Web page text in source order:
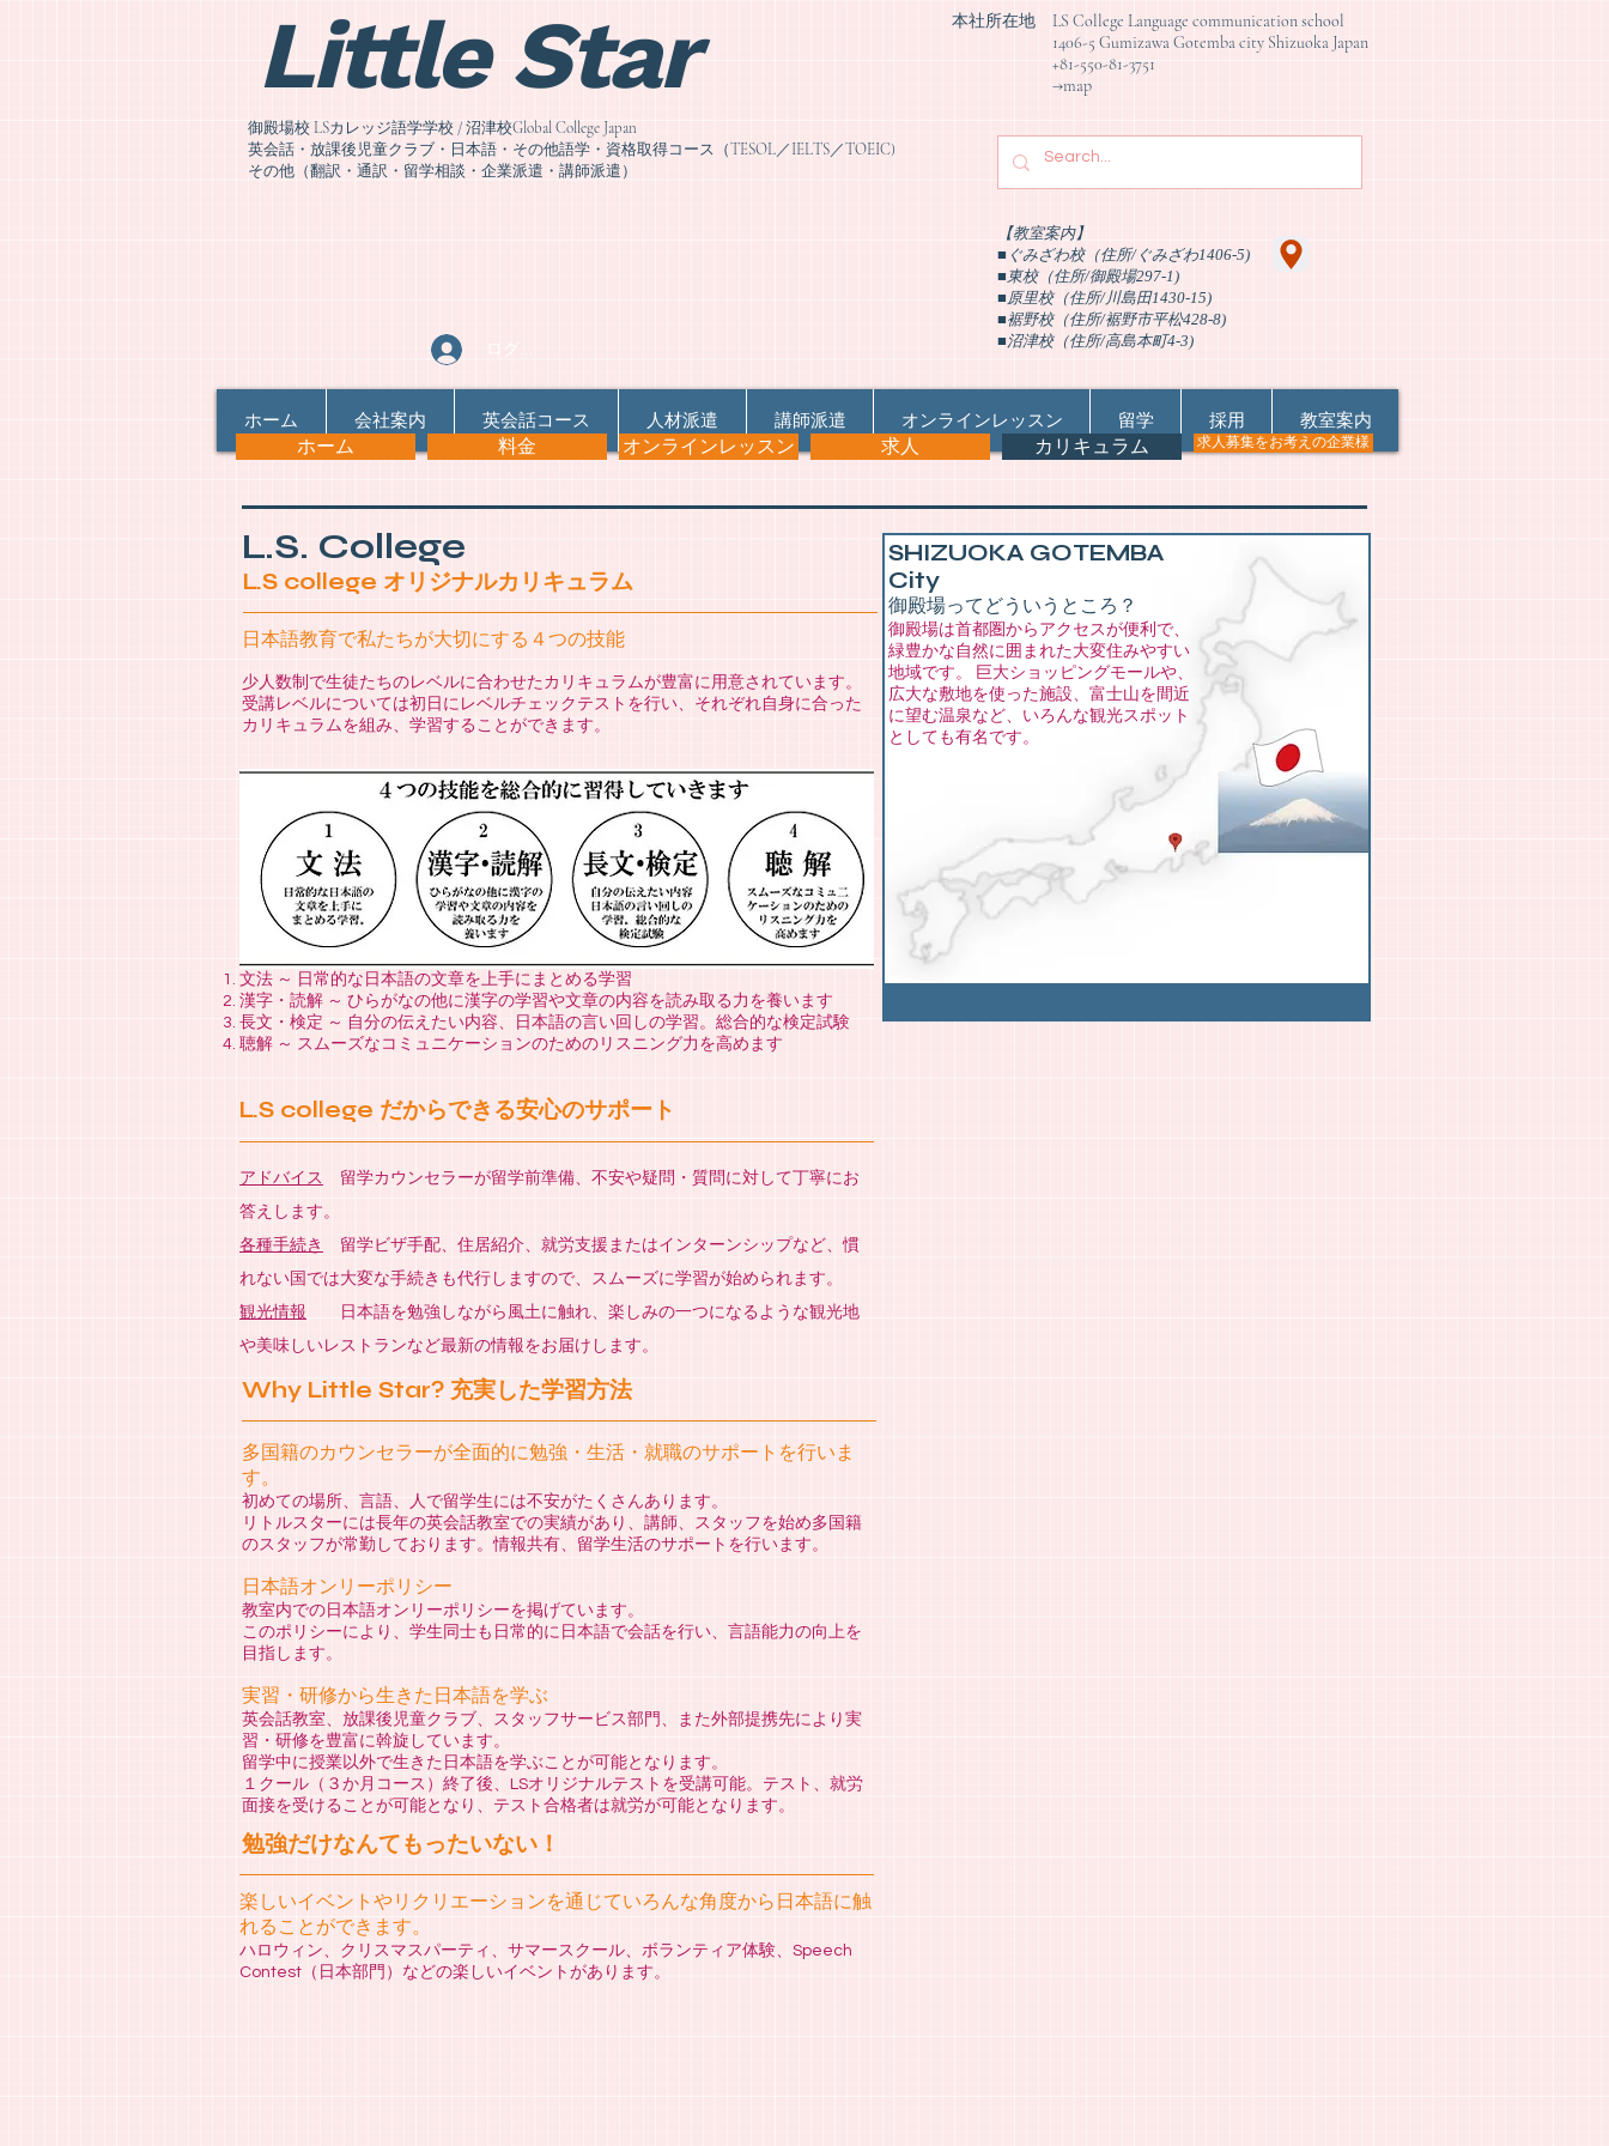
Little Star
本社所在地 LS College Language communication school
1406-5 Gumizawa Gotemba city Shizuoka Japan
+81-550-81-3751
→map
御殿場校 LSカレッジ語学学校 / 沼津校Global College Japan
英会話・放課後児童クラブ・日本語・その他語学・資格取得コース（TESOL／IELTS／TOEIC)
その他（翻訳・通訳・留学相談 ・企業派遣・講師派遣）
【教室案内】
■ぐみざわ校（住所/ぐみざわ1406-5)
■東校（住所/御殿場297-1)
■原里校（住所/川島田1430-15)
■裾野校（住所/裾野市平松428-8)
​■沼津校（住所/高島本町4-3)
ホーム 会社案内 英会話コース 人材派遣 講師派遣 オンラインレッスン 留学 採用 教室案内
求人募集をお考えの企業様
カリキュラム
求人
オンラインレッスン
料金
ホーム
L.S. College
L.S college オリジナルカリキュラム
日本語教育で私たちが大切にする４つの技能
少人数制で生徒たちのレベルに合わせたカリキュラムが豊富に用意されています。
受講レベルについては初日にレベルチェックテストを行い、それぞれ自身に合った
カリキュラムを組み、学習することができます。
文法 ～ 日常的な日本語の文章を上手にまとめる学習
漢字・読解 ～ ひらがなの他に漢字の学習や文章の内容を読み取る力を養います
長文・検定 ～ 自分の伝えたい内容、日本語の言い回しの学習。総合的な検定試験
聴解 ～ スムーズなコミュニケーションのためのリスニング力を高めます
SHIZUOKA GOTEMBA
City
御殿場ってどういうところ？
御殿場は首都圏からアクセスが便利で、
緑豊かな自然に囲まれた大変住みやすい
地域です。 巨大ショッピングモールや、
広大な敷地を使った施設、富士山を間近
に望む温泉など、いろんな観光スポット
としても有名です。
L.S college だからできる安心のサポート
アドバイス
留学カウンセラーが留学前準備、不安や疑問・質問に対して丁寧にお
答えします。
各種手続き
留学ビザ手配、住居紹介、就労支援またはインターンシップなど、慣
れない国では大変な手続きも代行しますので、スムーズに学習が始められます。
観光情報 日本語を勉強しながら風土に触れ、楽しみの一つになるような観光地
や美味しいレストランなど最新の情報をお届けします。
Why Little Star? 充実した学習方法
多国籍のカウンセラーが全面的に勉強・生活・就職のサポートを行いま
す。
初めての場所、言語、人で留学生には不安がたくさんあります。
リトルスターには長年の英会話教室での実績があり、講師、スタッフを始め多国籍
のスタッフが常勤しております。情報共有、留学生活のサポートを行います。
日本語オンリーポリシー
教室内での日本語オンリーポリシーを掲げています。
このポリシーにより、学生同士も日常的に日本語で会話を行い、言語能力の向上を
目指します。
実習・研修から生きた日本語を学ぶ
英会話教室、放課後児童クラブ、スタッフサービス部門、また外部提携先により実
習・研修を豊富に斡旋しています。
留学中に授業以外で生きた日本語を学ぶことが可能となります。
１クール（３か月コース）終了後、LSオリジナルテストを受講可能。テスト、就労
面接を受けることが可能となり、テスト合格者は就労が可能となります。
勉強だけなんてもったいない！
楽しいイベントやリクリエーションを通じていろんな角度から日本語に触
れることができます。
ハロウィン、クリスマスパーティ、サマースクール、ボランティア体験、Speech
Contest（日本部門）などの楽しいイベントがあります。